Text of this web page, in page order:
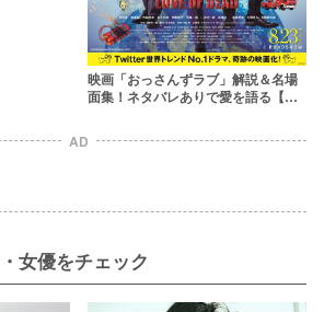
映画「おっさんずラブ」解説＆名場
面集！ネタバレありで愛を語る【キ
AD
女優をチェック